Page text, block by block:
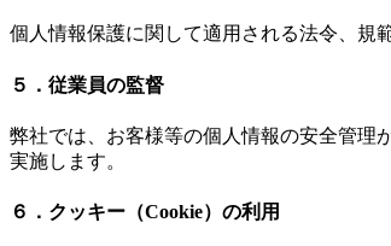
個人情報保護に関して適用される法令、規
５．従業員の監督
弊社では、お客様等の個人情報の安全管理
実施します。
６．クッキー（Cookie）の利用